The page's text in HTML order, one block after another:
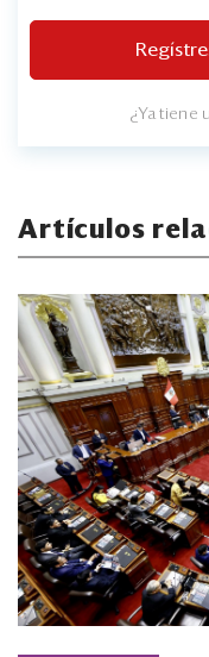
¿Ya tiene
Artículos